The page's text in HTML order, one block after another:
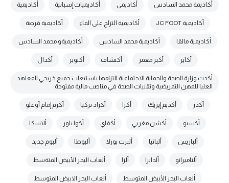
أكاديمة محمد السادس أكاديمي أكاديميات إسبانية أكاديمية
أكاديمية JC FOOT أكاديمية التزلج على الماء أكاديمية فرصة
أكاديمية مالقا أكاديمية محمد السادس أكاديميةو محمد السادس
أكاير أكبر معمر أكتشاف أكتوبر أكدال
أكدت وزارة الصحة والحماية الاجتماعية التزامها باستيعاب جميع خريجي المعاهد
العليا للمهن التمريضية وتقنيات الصحة في مناصب مالية مفتوحة
أكدز أكديم إيزيك أكرا أكراد تركيا أكرم إمام أوغلو
أكسبو أكشن مغربي أكفاي أكوا باور ألاسكا
ألباريس ألبانيا ألبرت بورلا ألبوطا ألبوم جديد
ألتاميرانو ألدابرا ألزا ألعاب البحر الأبيض المتةسط
ألعاب البحر الأبيض المتوسط ألعاب البحر الابيض المتوسط